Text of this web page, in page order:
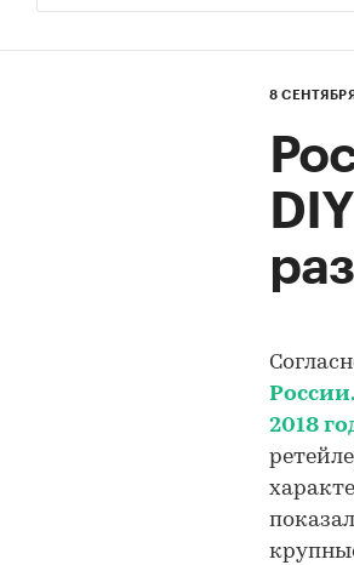
8
2018